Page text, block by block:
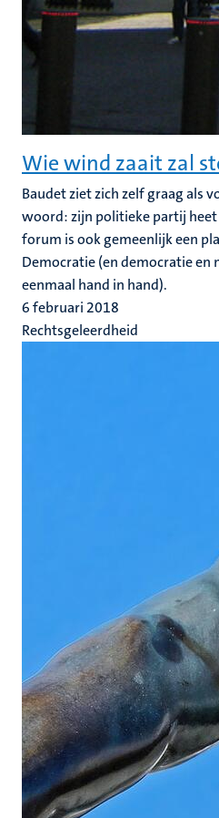
Wie wind zaait zal
Baudet ziet zich zelf graag als
woord: zijn politieke partij heet
forum is ook gemeenlijk een
Democratie (en democratie en
eenmaal hand in hand).
6 februari 2018
Rechtsgeleerdheid